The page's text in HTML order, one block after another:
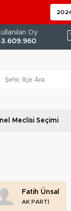
Oy
MeclisiSeçimi
Fatih Ünsal
AK PARTİ